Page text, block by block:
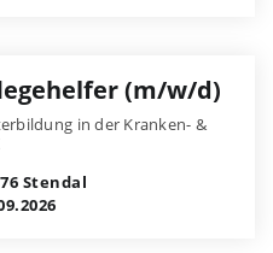
(m/w/d)
in der Kranken- &
Stendal